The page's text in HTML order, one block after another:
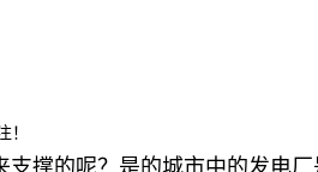
撑的呢？是的城市中的发电